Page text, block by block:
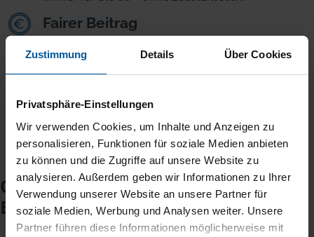
Zustimmung Details Über Cookies
Privatsphäre-Einstellungen
Wir verwenden Cookies, um Inhalte und Anzeigen zu
personalisieren, Funktionen für soziale Medien anbieten
zu können und die Zugriffe auf unsere Website zu
analysieren. Außerdem geben wir Informationen zu Ihrer
Verwendung unserer Website an unsere Partner für
soziale Medien, Werbung und Analysen weiter. Unsere
Partner führen diese Informationen möglicherweise mit
Fairer Beitrag
jährlichen Mitgliedsbeitrag, der sich nach Ihren
Checkliste für Ihr
Beratungsgespräch